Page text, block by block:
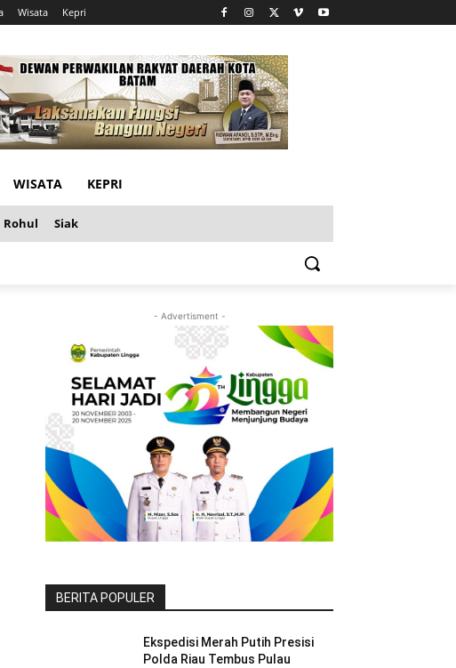
Wisata Kepri
WISATA KEPRI
Rohul Siak
- Advertisment -
BERITA POPULER
Ekspedisi Merah Putih Presisi
Polda Riau Tembus Pulau